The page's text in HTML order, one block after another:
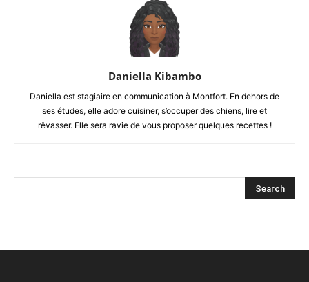
Daniella Kibambo
Daniella est stagiaire en communication à Montfort. En dehors de
ses études, elle adore cuisiner, s’occuper des chiens, lire et
rêvasser. Elle sera ravie de vous proposer quelques recettes !